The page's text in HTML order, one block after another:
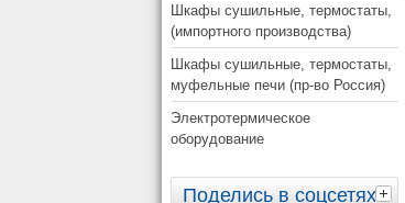
Шкафы сушильные, термостаты,
(импортного производства)
Шкафы сушильные, термостаты,
муфельные печи (пр-во Россия)
Электротермическое
оборудование
Поделись в соцсетях